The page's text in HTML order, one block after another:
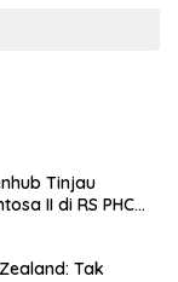
Tinjau
II di RS PHC
Tak